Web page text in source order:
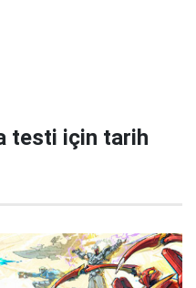
testi için tarih